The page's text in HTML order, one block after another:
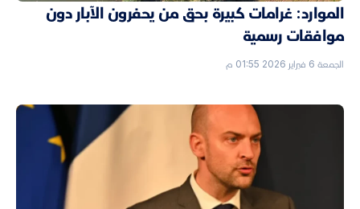
الموارد: غرامات كبيرة بحق من يحفرون الآبار دون
موافقات رسمية
الجمعة 6 فبراير 2026 01:55 م